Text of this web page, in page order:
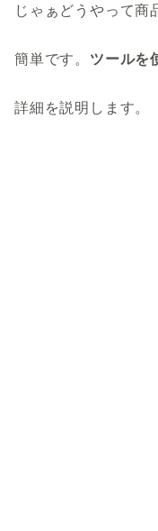
じゃぁどうやって商
簡単です。 ツールを
詳細を説明します。